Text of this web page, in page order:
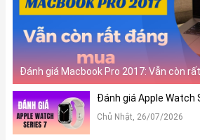
Đánh giá Macbook Pro 2017: Vẫn còn
Đánh giá Apple Watch
Chủ Nhật, 26/07/2026